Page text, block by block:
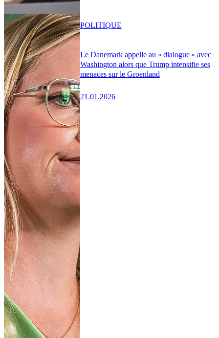
Le Danemark appelle au « dialogue » avec
Washington alors que Trump intensifie ses
menaces sur le Groenland
21.01.2026
POLITIQUE